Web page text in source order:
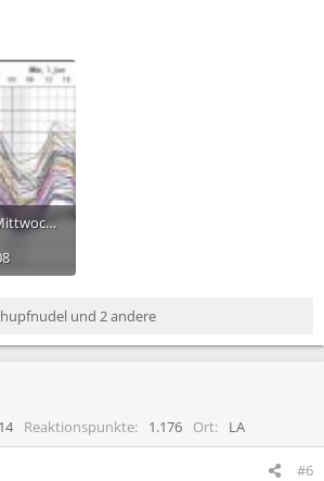
Ashampoo_Snap_Mittwoch, 20. Mai 2026_09h30m43s_002_.jpg
und 2 andere
Reaktionspunkte 1.176 Ort LA
#6